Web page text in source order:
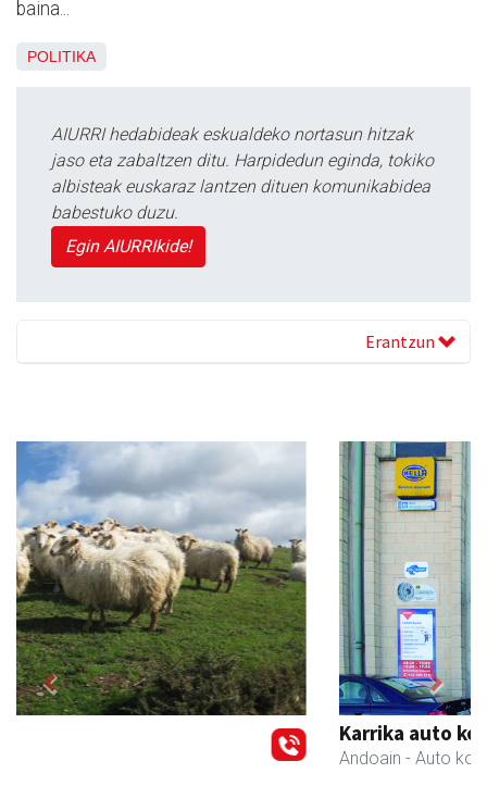
baina...
POLITIKA
AIURRI hedabideak eskualdeko nortasun hitzak
jaso eta zabaltzen ditu. Harpidedun eginda, tokiko
albisteak euskaraz lantzen dituen komunikabidea
babestuko duzu.
Egin AIURRIkide!
Erantzun
Previous Next